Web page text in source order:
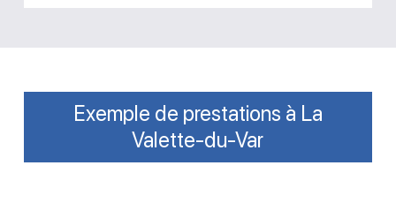
Exemple de prestations à La
Valette-du-Var